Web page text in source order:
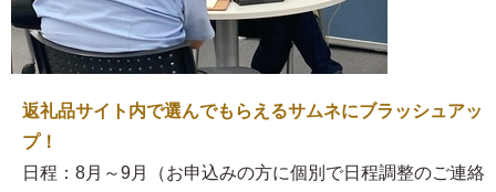
返礼品サイト内で選んでもらえるサムネにブラッシュアッ
プ！
日程：8月～9月（お申込みの方に個別で日程調整のご連絡